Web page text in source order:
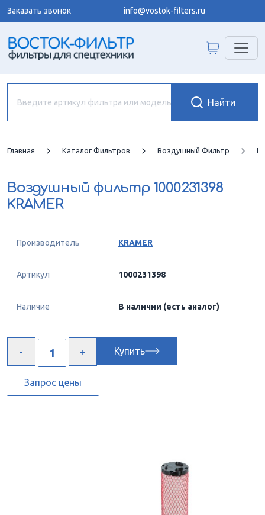
Заказать звонок info@vostok-filters.ru
Главная Каталог Фильтров Воздушный Фильтр
Воздушный фильтр 1000231398
KRAMER
Производитель KRAMER
Артикул 1000231398
Наличие В наличии (есть аналог)
Купить
Запрос цены